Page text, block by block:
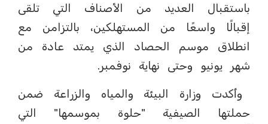
باستقبال العديد من الأصناف التي تلقى
إقبالًا واسعًا من المستهلكين، بالتزامن مع
انطلاق موسم الحصاد الذي يمتد عادة من
شهر يونيو وحتى نهاية نوفمبر.
وأكدت وزارة البيئة والمياه والزراعة ضمن
حملتها الصيفية "حلوة بموسمها" التي